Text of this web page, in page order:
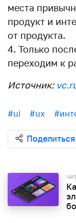
места
продукт и
от продукта.
Только
переходим к
Источник:
#ui #ux
Поделиться